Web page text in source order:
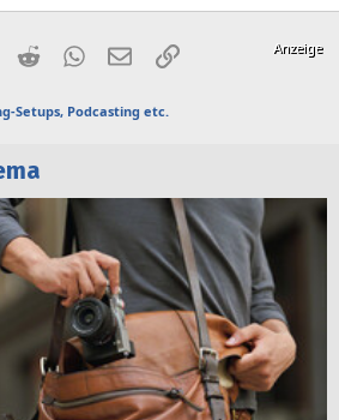
RedditWhatsApp
E-MailLink
Setups, Podcasting etc.